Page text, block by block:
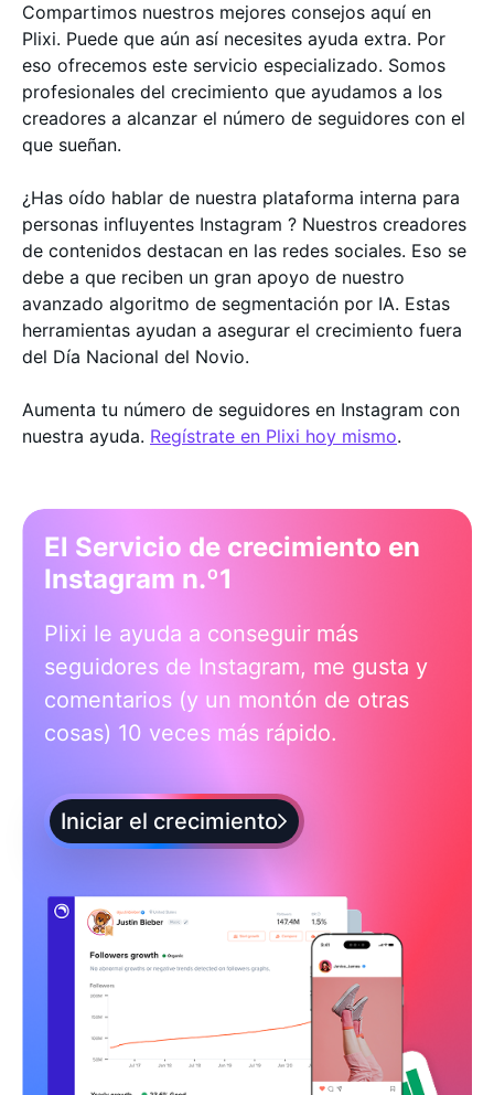
Compartimos nuestros mejores consejos aquí en
Plixi. Puede que aún así necesites ayuda extra. Por
eso ofrecemos este servicio especializado. Somos
profesionales del crecimiento que ayudamos a los
creadores a alcanzar el número de seguidores con el
que sueñan.
¿Has oído hablar de nuestra plataforma interna para
personas influyentes Instagram ? Nuestros creadores
de contenidos destacan en las redes sociales. Eso se
debe a que reciben un gran apoyo de nuestro
avanzado algoritmo de segmentación por IA. Estas
herramientas ayudan a asegurar el crecimiento fuera
del Día Nacional del Novio.
Aumenta tu número de seguidores en Instagram con
nuestra ayuda. Regístrate en Plixi hoy mismo.
El Servicio de crecimiento en
Instagram n.º1
Plixi le ayuda a conseguir más
seguidores de Instagram, me gusta y
comentarios (y un montón de otras
cosas) 10 veces más rápido.
Iniciar el crecimiento